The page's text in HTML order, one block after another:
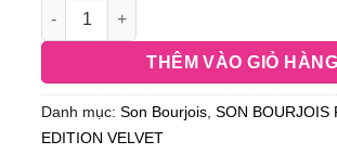
THÊM VÀO GIỎ HÀNG
Danh mục:Son Bourjois ,SON BOURJOIS
EDITION VELVET